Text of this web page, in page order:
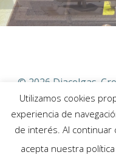
© 2026 Diacelgas.
Utilizamos cookies
experiencia de
de interés. Al continuar
acepta nuestra